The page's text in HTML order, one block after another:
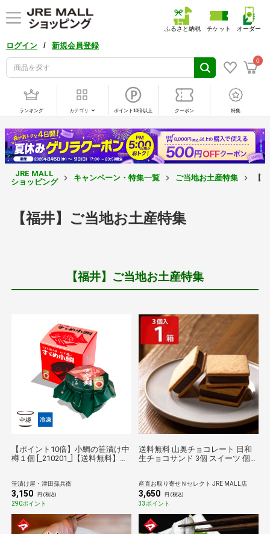
ログイン / 新規会員登録
0
ふるさと納税 チケット オーダー
ランキング カテゴリ ポイント10倍以上 クーポン 特集
JRE MALL
ショッピング
キャンペーン・特集一覧 ご当地お土産特集 【
【福井】ご当地お土産特集
【福井】ご当地お土産特集
【ポイント10倍】小鯛の笹漬け中
樽１個 [_210201_]【送料無料】
笹漬け屋・津田孫兵衛
3,150 円 (税込)
290ポイント
送料無料 山奥チョコレート 日和
生チョコサンド 3個 スイーツ 個包
産直お取り寄せＮセレクト JRE MALL店
3,650 円 (税込)
33ポイント